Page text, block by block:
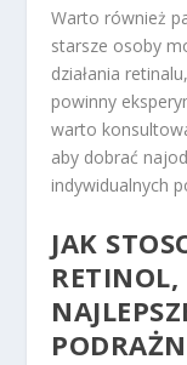
Warto również
starsze osoby
działania
powinny
warto
aby dobrać
indywidualnych
JAK